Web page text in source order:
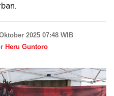
2025 07:48 WIB
Heru Guntoro